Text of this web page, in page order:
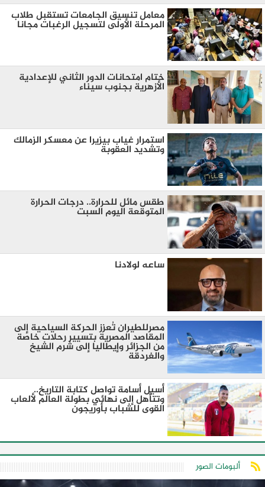
معامل تنسيق الجامعات تستقبل طلاب
المرحلة الأولى لتسجيل الرغبات مجانا
ختام امتحانات الدور الثاني للإعدادية
الأزهرية بجنوب سيناء
استمرار غياب بيزيرا عن معسكر الزمالك
وتشديد العقوبة
طقس مائل للحرارة.. درجات الحرارة
المتوقعة اليوم السبت
ساعه لولادنا
مصرللطيران تُعزز الحركة السياحية إلى
المقاصد المصرية بتسيير رحلات خاصة
من الجزائر وإيطاليا إلى شرم الشيخ
والغردقة
أسيل أسامة تواصل كتابة التاريخ..
وتتأهل إلى نهائي بطولة العالم لألعاب
القوى للشباب بأوريجون
ألبومات الصور